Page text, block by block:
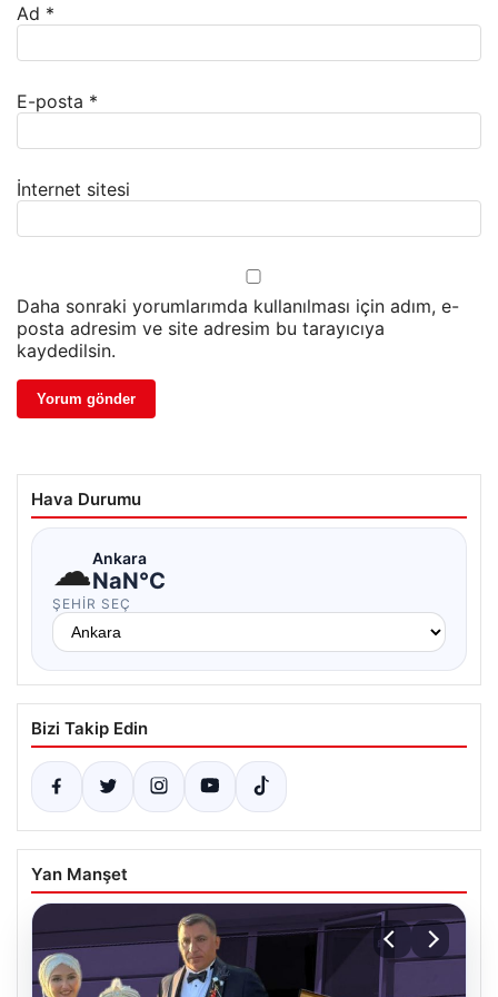
Ad *
E-posta *
İnternet sitesi
Daha sonraki yorumlarımda kullanılması için adım, e-
posta adresim ve site adresim bu tarayıcıya
kaydedilsin.
Hava Durumu
☁Ankara
NaN°C
ŞEHIR SEÇ
Bizi Takip Edin
Yan Manşet